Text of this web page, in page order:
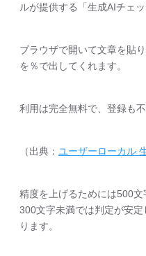
ルが提供する「生成AIチェ
ブラウザで開いて文章を貼
を％で出してくれます。
利用は完全無料で、登録も不
（出典： ユーザーローカル
精度を上げるためには500文
300文字未満では判定が安
ります。